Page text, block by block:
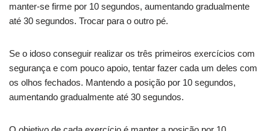
manter-se firme por 10 segundos, aumentando gradualmente
até 30 segundos. Trocar para o outro pé.
Se o idoso conseguir realizar os três primeiros exercícios com
segurança e com pouco apoio, tentar fazer cada um deles com
os olhos fechados. Mantendo a posição por 10 segundos,
aumentando gradualmente até 30 segundos.